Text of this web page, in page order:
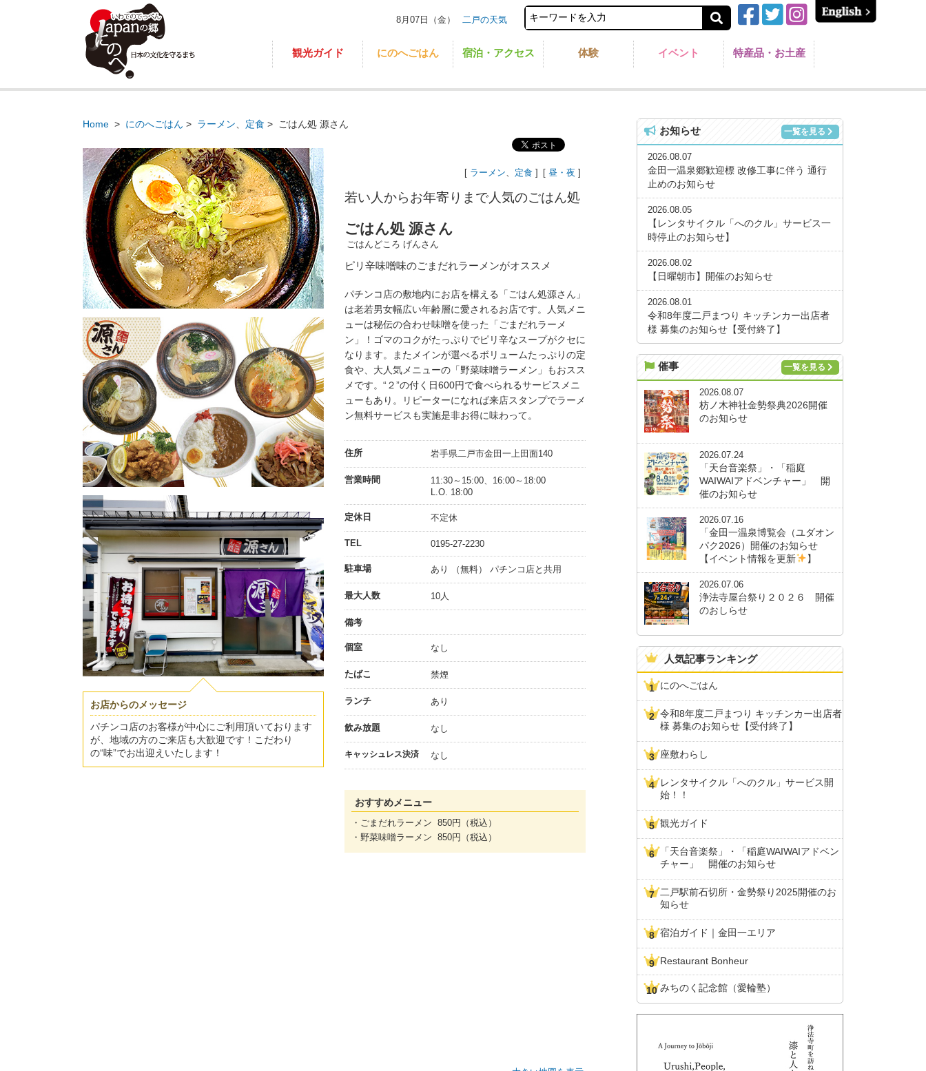
8月07日（金） 二戸の天気
観光ガイド にのへごはん 宿泊・アクセス 体験 イベント 特産品・お土産
Home > にのへごはん > ラーメン 定食 > ごはん処 源さん
[ 昼・夜 ]
[ ラーメン 定食 ]
若い人からお年寄りまで人気のごはん処
ごはん処 源さん
ごはんどころ げんさん
ピリ辛味噌味のごまだれラーメンがオススメ
パチンコ店の敷地内にお店を構える「ごはん処源さん」
は老若男女幅広い年齢層に愛されるお店です。人気メニ
ューは秘伝の合わせ味噌を使った「ごまだれラーメ
ン」！ゴマのコクがたっぷりでピリ辛なスープがクセに
なります。またメインが選べるボリュームたっぷりの定
食や、大人気メニューの「野菜味噌ラーメン」もおスス
メです。“２”の付く日600円で食べられるサービスメニ
ューもあり。リピーターになれば来店スタンプでラーメ
ン無料サービスも実施是非お得に味わって。
住所 岩手県二戸市金田一上田面140
営業時間
11:30～15:00、16:00～18:00
L.O. 18:00
定休日 不定休
TEL 0195-27-2230
駐車場 あり （無料） パチンコ店と共用
最大人数 10人
備考
個室 なし
たばこ 禁煙
ランチ あり
飲み放題 なし
キャッシュレス決済 なし
おすすめメニュー
・ごまだれラーメン 850円（税込）
・野菜味噌ラーメン 850円（税込）
お店からのメッセージ
パチンコ店のお客様が中心にご利用頂いております
が、地域の方のご来店も大歓迎です！こだわり
の“味”でお出迎えいたします！
お知らせ 一覧を見る
2026.08.07
金田一温泉郷歓迎標 改修工事に伴う 通行
止めのお知らせ
2026.08.05
【レンタサイクル「へのクル」サービス一
時停止のお知らせ】
2026.08.02
【日曜朝市】開催のお知らせ
2026.08.01
令和8年度二戸まつり キッチンカー出店者
様 募集のお知らせ【受付終了】
催事 一覧を見る
2026.08.07
枋ノ木神社金勢祭典2026開催
のお知らせ
2026.07.24
「天台音楽祭」・「稲庭
WAIWAIアドベンチャー」 開
催のお知らせ
2026.07.16
「金田一温泉博覧会（ユダオン
パク2026）開催のお知らせ
【イベント情報を更新
】
2026.07.06
浄法寺屋台祭り２０２６ 開催
のおしらせ
人気記事ランキング
にのへごはん
令和8年度二戸まつり キッチンカー出店者
様 募集のお知らせ【受付終了】
座敷わらし
レンタサイクル「へのクル」サービス開
始！！
観光ガイド
「天台音楽祭」・「稲庭WAIWAIアドベン
チャー」 開催のお知らせ
二戸駅前石切所・金勢祭り2025開催のお
知らせ
宿泊ガイド｜金田一エリア
Restaurant Bonheur
みちのく記念館（愛輪塾）